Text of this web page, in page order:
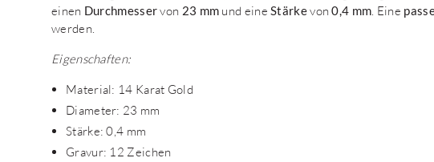
einen Durchmesservon 23 mm und eineStärkevon0,4 mm . Eine
werden.
Eigenschaften:
Material: 14 Karat Gold
Diameter: 23 mm
Stärke: 0,4 mm
Gravur: 12 Zeichen